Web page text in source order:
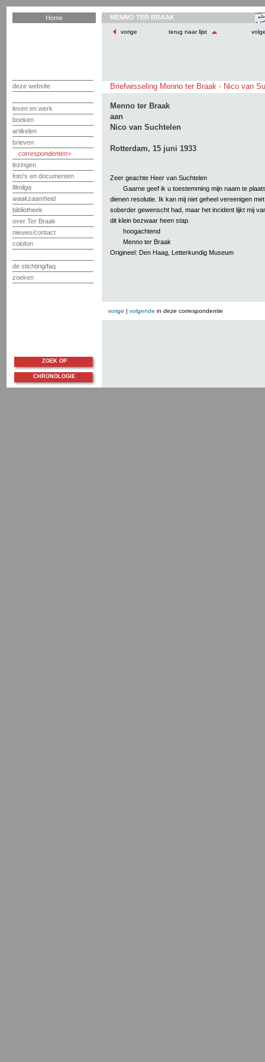
Home
deze website
leven en werk
boeken
artikelen
brieven
correspondenten
lezingen
foto's en documenten
filmliga
waakzaamheid
bibliotheek
over Ter Braak
nieuws/contact
colofon
de stichting/faq
zoeken
MENNO TER BRAAK
vorige terug naar lijst
Briefwisseling Menno ter Braak - Nico van
Menno ter Braak
aan
Nico van Suchtelen
Rotterdam, 15 juni 1933
Zeer geachte Heer van Suchtelen
Gaarne geef ik u toestemming mijn naam te
dienen resolutie. Ik kan mij niet geheel vereenigen
soberder gewenscht had, maar het incident lijkt mij
dit klein bezwaar heen stap.
hoogachtend
Menno ter Braak
Origineel: Den Haag, Letterkundig Museum
vorige | volgende in deze correspondentie
ZOEK OP
CHRONOLOGIE